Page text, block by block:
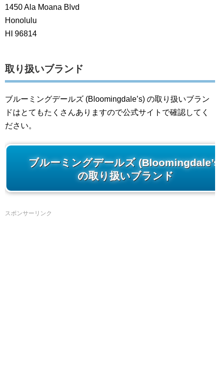
1450 Ala Moana Blvd
Honolulu
HI 96814
取り扱いブランド
ブルーミングデールズ (Bloomingdale’s) の取り扱いブラン
ドはとてもたくさんありますので公式サイトで確認してく
ださい。
ブルーミングデールズ
の取り扱いブランド
スポンサーリンク